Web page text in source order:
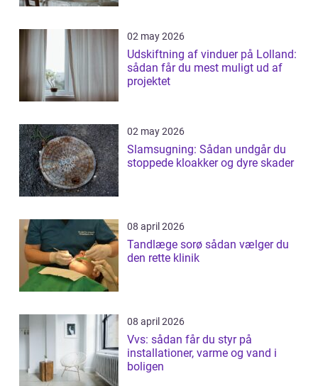
02 may 2026
Udskiftning af vinduer på Lolland:
sådan får du mest muligt ud af
projektet
02 may 2026
Slamsugning: Sådan undgår du
stoppede kloakker og dyre skader
08 april 2026
Tandlæge sorø sådan vælger du
den rette klinik
08 april 2026
Vvs: sådan får du styr på
installationer, varme og vand i
boligen